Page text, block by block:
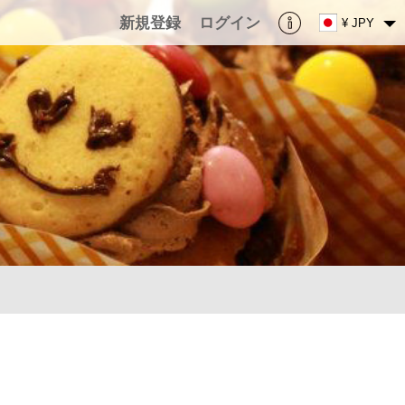
新規登録 ログイン ¥ JPY